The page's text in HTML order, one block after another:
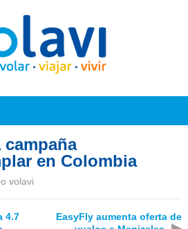
en Colombia
volavi
4.7
EasyFly aumenta oferta de